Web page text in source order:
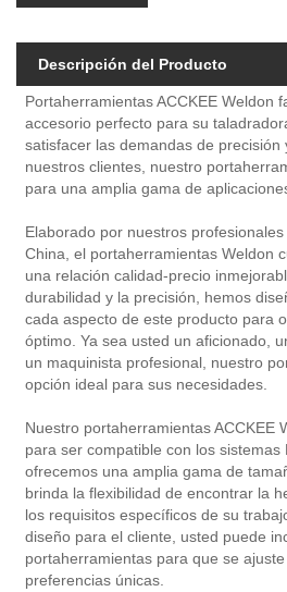
Descripción del Producto
Portaherramientas ACCKEE Weldon
accesorio perfecto para su
satisfacer las demandas de precisión
nuestros clientes, nuestro
para una amplia gama de
Elaborado por nuestros
China, el portaherramientas Weldon
una relación calidad-precio
durabilidad y la precisión, hemos
cada aspecto de este producto para
óptimo. Ya sea usted un aficionado,
un maquinista profesional, nuestro
opción ideal para sus necesidades.
Nuestro portaherramientas ACCKEE
para ser compatible con los sistemas
ofrecemos una amplia gama de
brinda la flexibilidad de encontrar la
los requisitos específicos de su
diseño para el cliente, usted puede
portaherramientas para que se
preferencias únicas.